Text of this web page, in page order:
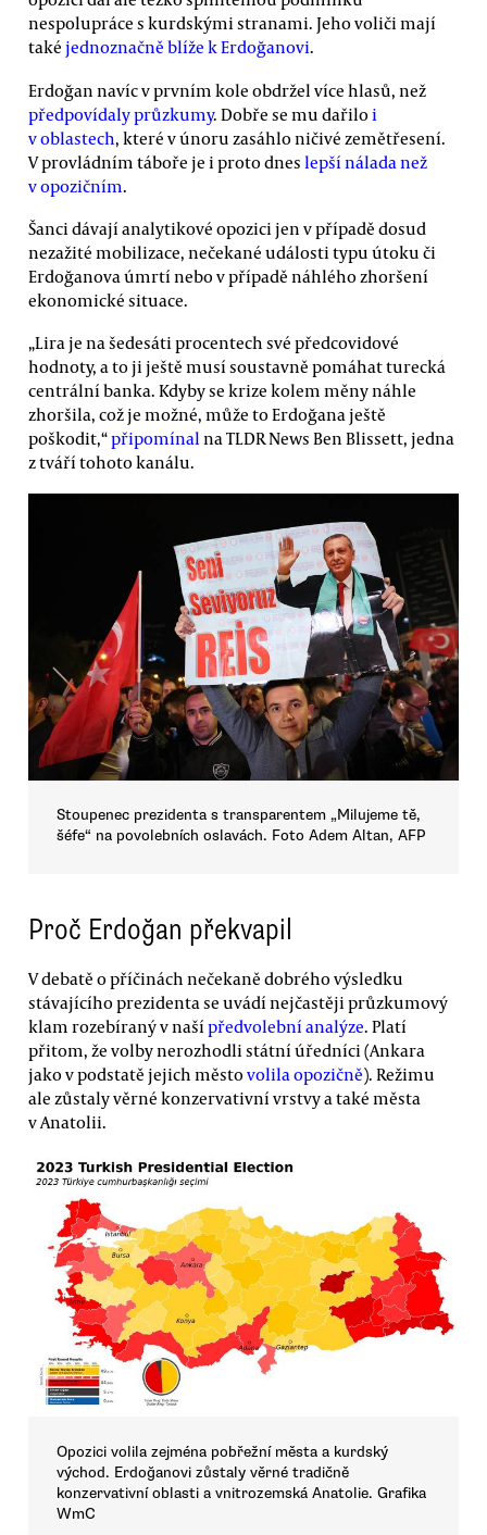
nespolupráce s kurdskými stranami. Jeho voliči mají
také jednoznačně blíže k Erdoğanovi.
Erdoğan navíc v prvním kole obdržel více hlasů, než
předpovídaly průzkumy. Dobře se mu dařiloi
v oblastech, které v únoru zasáhlo ničivé zemětřesení.
V provládním táboře je i proto dnes lepší nálada než
v opozičním.
Šanci dávají analytikové opozici jen v případě dosud
nezažité mobilizace, nečekané události typu útoku či
Erdoğanova úmrtí nebo v případě náhlého zhoršení
ekonomické situace.
„Lira je na šedesáti procentech své předcovidové
hodnoty, a to ji ještě musí soustavně pomáhat turecká
centrální banka. Kdyby se krize kolem měny náhle
zhoršila, což je možné, může to Erdoğana ještě
poškodit,“připomínal na TLDR News Ben Blissett, jedna
z tváří tohoto kanálu.
Stoupenec prezidenta s transparentem „Milujeme tě,
šéfe“ na povolebních oslavách. Foto Adem Altan, AFP
Proč Erdoğan překvapil
V debatě o příčinách nečekaně dobrého výsledku
stávajícího prezidenta se uvádí nejčastěji průzkumový
klam rozebíraný v našípředvolební analýze. Platí
přitom, že volby nerozhodli státní úředníci (Ankara
jako v podstatě jejich městovolila opozičně). Režimu
ale zůstaly věrné konzervativní vrstvy a také města
v Anatolii.
Opozici volila zejména pobřežní města a kurdský
východ. Erdoğanovi zůstaly věrné tradičně
konzervativní oblasti a vnitrozemská Anatolie. Grafika
WmC